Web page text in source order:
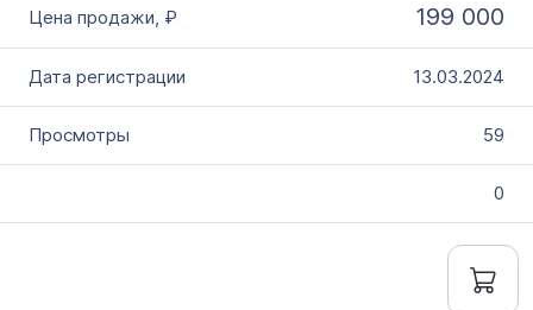
199 000
13.03.2024
59
0